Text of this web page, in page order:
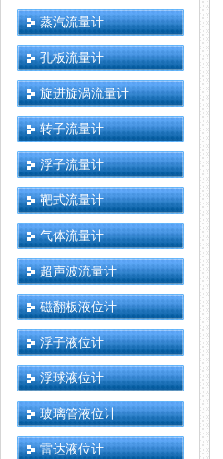
蒸汽流量计
孔板流量计
旋进旋涡流量计
转子流量计
浮子流量计
靶式流量计
气体流量计
超声波流量计
磁翻板液位计
浮子液位计
浮球液位计
玻璃管液位计
雷达液位计